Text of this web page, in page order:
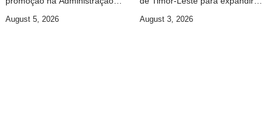
Pública
August 5, 2026
cobertura da segurança social
August 3, 2026